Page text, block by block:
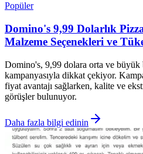
Popüler
Domino's 9,99 Dolarlık
Malzeme Seçenekleri ve
Domino's, 9,99 dolara orta ve büyük
kampanyasıyla dikkat çekiyor.
fiyat avantajı sağlarken, kalite ve
görüşler bulunuyor.
Daha fazla bilgi edinin